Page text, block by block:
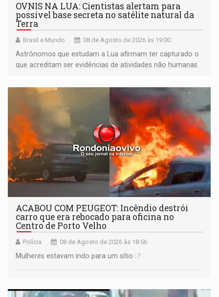
OVNIS NA LUA: Cientistas alertam para
possível base secreta no satélite natural da
Terra
Brasil e Mundo 08 de Agosto de 2026 às 19:00
Astrônomos que estudam a Lua afirmam ter capturado o
que acreditam ser evidências de atividades não humanas
órbita
ACABOU COM PEUGEOT: Incêndio destrói
carro que era rebocado para oficina no
Centro de Porto Velho
Polícia 08 de Agosto de 2026 às 18:56
Mulheres estavam indo para um sítio